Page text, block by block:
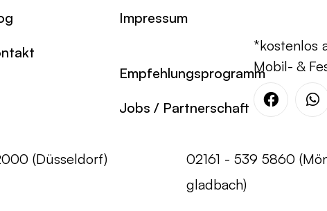
Impressum
Empfehlungsprogramm
Jobs / Partnerschaft
*kostenlos
Mobil- &
(Düsseldorf)
02161 - 539 5860
gladbach)